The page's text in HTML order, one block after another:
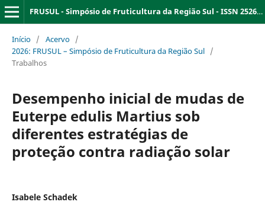
FRUSUL - Simpósio de Fruticultura da Região Sul - ISSN 2526-9909
Início / Acervo /
2026: FRUSUL – Simpósio de Fruticultura da Região Sul /
Trabalhos
Desempenho inicial de mudas de
Euterpe edulis Martius sob
diferentes estratégias de
proteção contra radiação solar
Isabele Schadek